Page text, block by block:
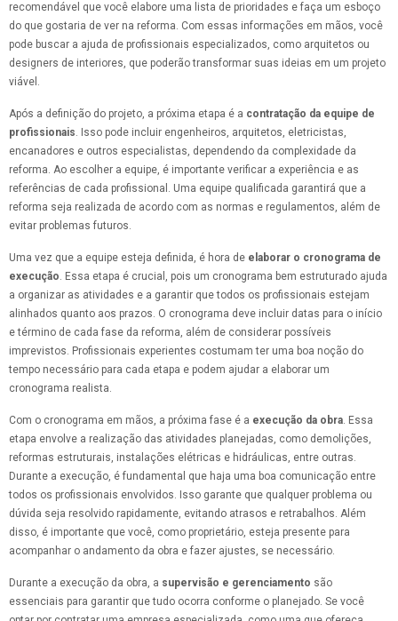
recomendável que você elabore uma lista de prioridades e faça um esboço
do que gostaria de ver na reforma. Com essas informações em mãos, você
pode buscar a ajuda de profissionais especializados, como arquitetos ou
designers de interiores, que poderão transformar suas ideias em um projeto
viável.
Após a definição do projeto, a próxima etapa é a contratação da equipe de
profissionais. Isso pode incluir engenheiros, arquitetos, eletricistas,
encanadores e outros especialistas, dependendo da complexidade da
reforma. Ao escolher a equipe, é importante verificar a experiência e as
referências de cada profissional. Uma equipe qualificada garantirá que a
reforma seja realizada de acordo com as normas e regulamentos, além de
evitar problemas futuros.
Uma vez que a equipe esteja definida, é hora de elaborar o cronograma de
execução. Essa etapa é crucial, pois um cronograma bem estruturado ajuda
a organizar as atividades e a garantir que todos os profissionais estejam
alinhados quanto aos prazos. O cronograma deve incluir datas para o início
e término de cada fase da reforma, além de considerar possíveis
imprevistos. Profissionais experientes costumam ter uma boa noção do
tempo necessário para cada etapa e podem ajudar a elaborar um
cronograma realista.
Com o cronograma em mãos, a próxima fase é a execução da obra. Essa
etapa envolve a realização das atividades planejadas, como demolições,
reformas estruturais, instalações elétricas e hidráulicas, entre outras.
Durante a execução, é fundamental que haja uma boa comunicação entre
todos os profissionais envolvidos. Isso garante que qualquer problema ou
dúvida seja resolvido rapidamente, evitando atrasos e retrabalhos. Além
disso, é importante que você, como proprietário, esteja presente para
acompanhar o andamento da obra e fazer ajustes, se necessário.
Durante a execução da obra, a supervisão e gerenciamento são
essenciais para garantir que tudo ocorra conforme o planejado. Se você